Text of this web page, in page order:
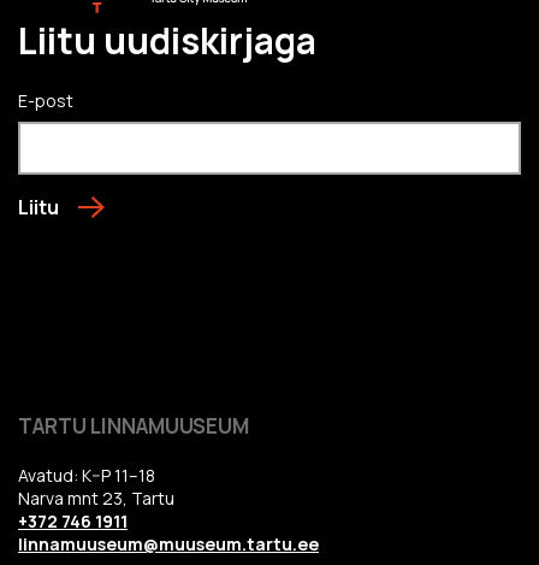
Liitu uudiskirjaga
E-post
Liitu
TARTU LINNAMUUSEUM
Avatud: K–P 11–18
Narva mnt 23, Tartu
+372 746 1911
linnamuuseum@muuseum.tartu.ee